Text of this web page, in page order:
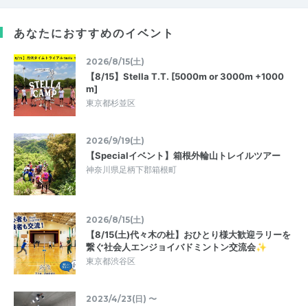
あなたにおすすめのイベント
2026/8/15(土)
【8/15】Stella T.T. [5000m or 3000m +1000
m]
東京都杉並区
2026/9/19(土)
【Specialイベント】箱根外輪山トレイルツアー
神奈川県足柄下郡箱根町
2026/8/15(土)
【8/15(土)代々木の杜】おひとり様大歓迎ラリーを
繋ぐ社会人エンジョイバドミントン交流会✨
東京都渋谷区
2023/4/23(日) 〜